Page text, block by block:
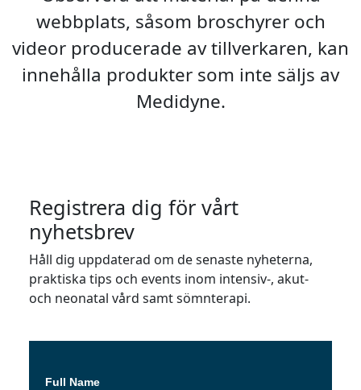
webbplats, såsom broschyrer och
videor producerade av tillverkaren, kan
innehålla produkter som inte säljs av
Medidyne.
Registrera dig för vårt
nyhetsbrev
Håll dig uppdaterad om de senaste nyheterna,
praktiska tips och events inom intensiv-, akut-
och neonatal vård samt sömnterapi.
Full Name